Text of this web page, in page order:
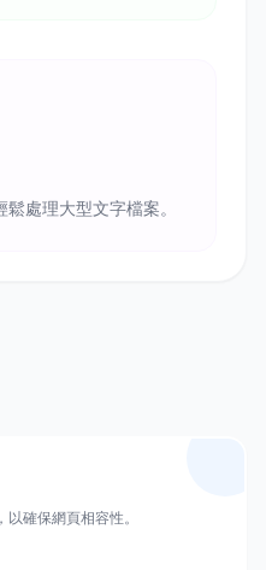
處理大型文字檔案。
確保網頁相容性。